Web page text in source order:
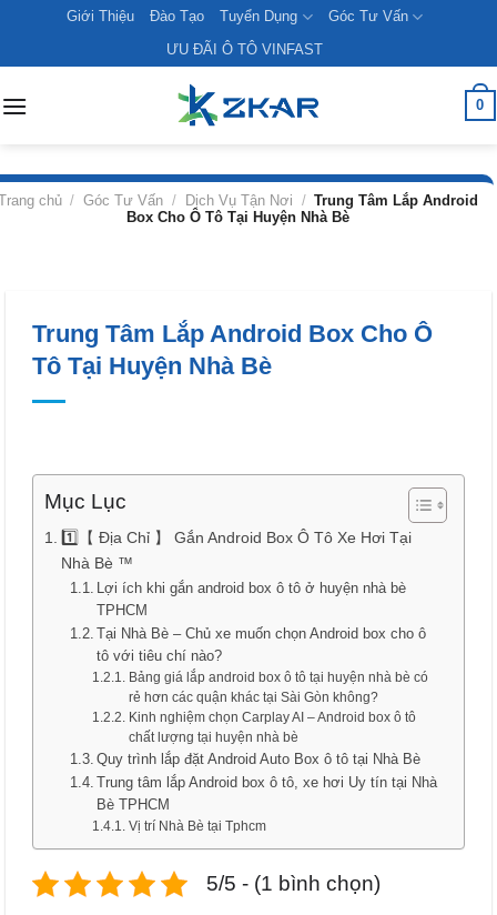
content
Giới Thiệu Đào Tạo Tuyển Dụng
Góc Tư Vấn
ƯU ĐÃI Ô TÔ VINFAST
0
chủ / Góc Tư Vấn / Dịch Vụ Tận Nơi / Trung Tâm Lắp Android
Box Cho Ô Tô Tại Huyện Nhà Bè
Trung Tâm Lắp Android Box Cho Ô
Tô Tại Huyện Nhà Bè
Mục Lục
1️⃣【 Địa Chỉ 】 Gắn Android Box Ô Tô Xe Hơi Tại
Nhà Bè ™
Lợi ích khi gắn android box ô tô ở huyện nhà bè
TPHCM
Tại Nhà Bè – Chủ xe muốn chọn Android box cho ô
tô với tiêu chí nào?
Bảng giá lắp android box ô tô tại huyện nhà bè có
rẻ hơn các quận khác tại Sài Gòn không?
Kinh nghiệm chọn Carplay AI – Android box ô tô
chất lượng tại huyện nhà bè
Quy trình lắp đặt Android Auto Box ô tô tại Nhà Bè
Trung tâm lắp Android box ô tô, xe hơi Uy tín tại Nhà
Bè TPHCM
Vị trí Nhà Bè tại Tphcm
5/5 - (1 bình chọn)